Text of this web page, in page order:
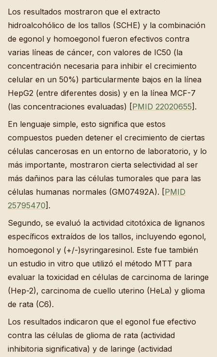
Los resultados mostraron que el extracto
hidroalcohólico de los tallos (SCHE) y la combinación
de egonol y homoegonol fueron efectivos contra
varias líneas de cáncer, con valores de IC50 (la
concentración necesaria para inhibir el crecimiento
celular en un 50%) particularmente bajos en la línea
HepG2 (entre diferentes dosis) y en la línea MCF-7
(las concentraciones evaluadas) [PMID 22020655].
En lenguaje simple, esto significa que estos
compuestos pueden detener el crecimiento de ciertas
células cancerosas en un entorno de laboratorio, y lo
más importante, mostraron cierta selectividad al ser
más dañinos para las células tumorales que para las
células humanas normales (GM07492A). [PMID
25795470].
Segundo, se evaluó la actividad citotóxica de lignanos
específicos extraídos de los tallos, incluyendo egonol,
homoegonol y (+/-)syringaresinol. Este fue también
un estudio in vitro que utilizó el método MTT para
evaluar la toxicidad en células de carcinoma de laringe
(Hep-2), carcinoma de cuello uterino (HeLa) y glioma
de rata (C6).
Los resultados indicaron que el egonol fue efectivo
contra las células de glioma de rata (actividad
inhibitoria significativa) y de laringe (actividad